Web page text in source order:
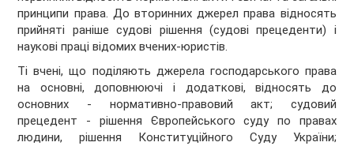
принципи права. До вторинних джерел права відносять
прийняті раніше судові рішення (судові прецеденти) і
наукові праці відомих вчених-юристів.
Ті вчені, що поділяють джерела господарського права
на основні, доповнюючі і додаткові, відносять до
основних - нормативно-правовий акт; судовий
прецедент - рішення Європейського суду по правах
людини, рішення Конституційного Суду України;